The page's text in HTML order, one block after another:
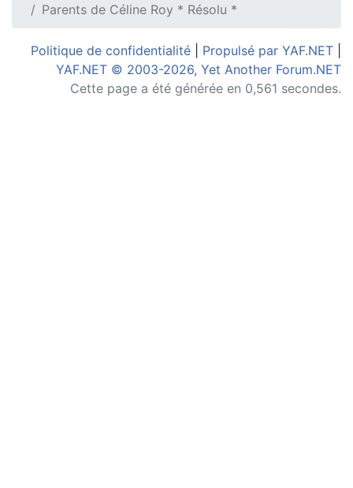
Parents de Céline Roy * Résolu *
Politique de confidentialité Propulsé par YAF.NET
YAF.NET © 2003-2026, Yet Another Forum.NET
Cette page a été générée en 0,561 secondes.